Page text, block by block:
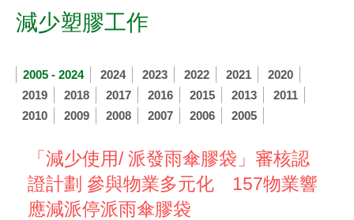
減少塑膠工作
2005 - 2024 2024 2023 2022 2021
2020
2019
2018 2017 2016 2015 2013
2011
2010
2009 2008 2007 2006 2005
「減少使用/ 派發雨傘膠袋」審核認
證計劃 參與物業多元化 157物業響
應減派停派雨傘膠袋